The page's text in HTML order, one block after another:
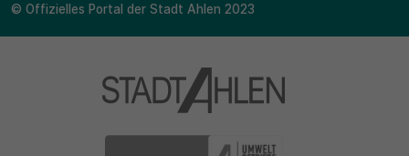
© Offizielles Portal der Stadt Ahlen 2023